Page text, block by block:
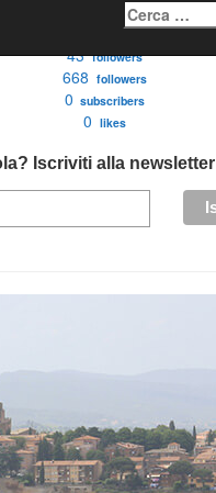
Ricerca
per:
43 followers
668 followers
0 subscribers
0 likes
Iscriviti alla newsletter